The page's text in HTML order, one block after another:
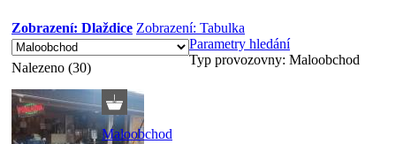
Zobrazení: Dlaždice Zobrazení: Tabulka
Nalezeno (30)
Parametry hledání
Typ provozovny: Maloobchod
Maloobchod